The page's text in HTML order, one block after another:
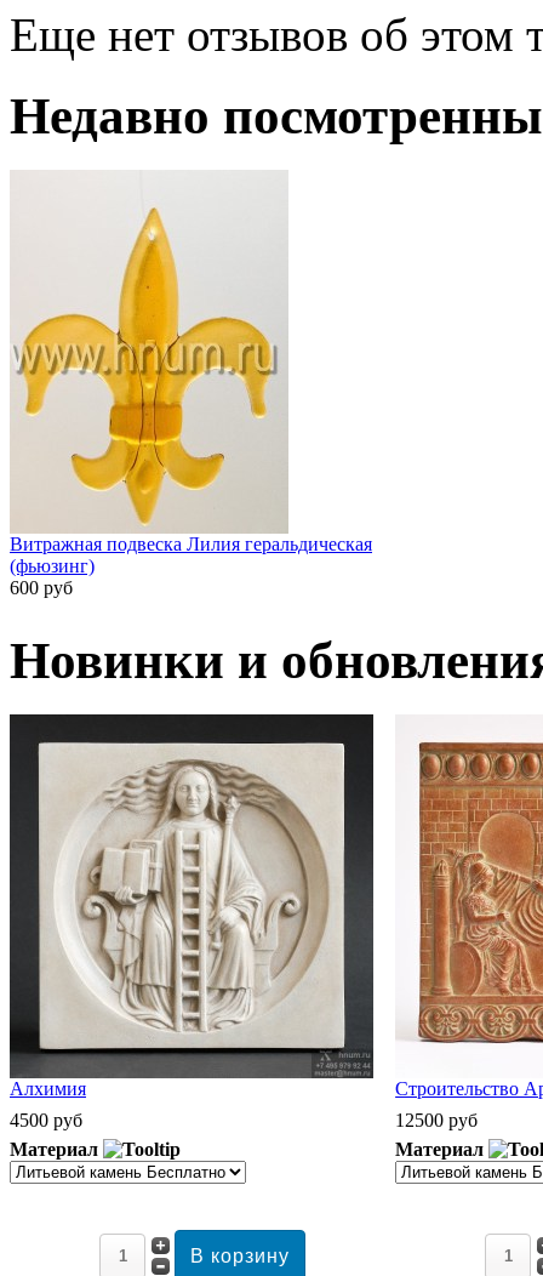
Еще нет отзывов об этом
Недавно
Витражная подвеска Лилия геральдическая
(фьюзинг)
600 руб
Новинки и
Алхимия
4500 руб
Материал
Строительство
12500 руб
Материал